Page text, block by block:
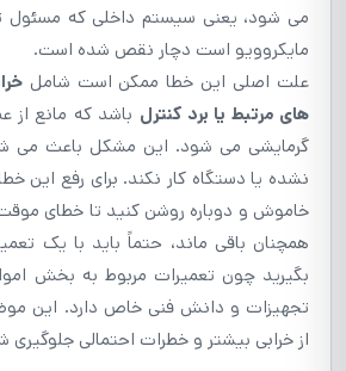
می شود، یعنی سیستم داخلی که مسئول
مایکروویو است دچار نقص شده است.
علت اصلی این خطا ممکن است شامل
های مرتبط یا برد کنترل باشد که مانع
گرمایشی می شود. این مشکل باعث می
نشده یا دستگاه کار نکند. برای رفع این
خاموش و دوباره روشن کنید تا خطای موقت
همچنان باقی ماند، حتماً باید با یک
بگیرید چون تعمیرات مربوط به بخش
تجهیزات و دانش فنی خاص دارد. این
از خرابی بیشتر و خطرات احتمالی جلوگیری